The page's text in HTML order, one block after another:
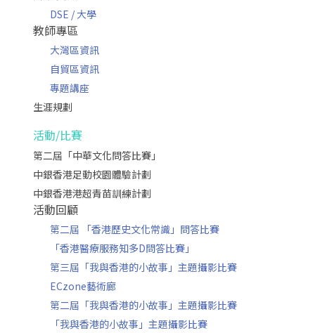
DSE / 大學
教師專區
大灣區資訊
自貿區資訊
專題講座
生涯規劃
活動/比賽
第二屆「中華文化問答比賽」
中銀香港足動校園體驗計劃
中銀香港港超青苗訓練計劃
活動回顧
第二屆 「香港歷史文化常識」問答比賽
「香港醫療服務知多D問答比賽」
第三屆「我與香港的小故事」主題攝影比賽
ECzone藝術廊
第二屆「我與香港的小故事」主題攝影比賽
「我與香港的小故事」主題攝影比賽